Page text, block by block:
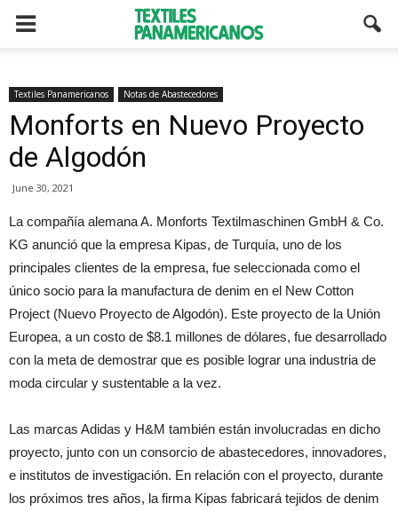
Textiles Panamericanos Notas de Abastecedores
Monforts en Nuevo Proyecto
de Algodón
June 30, 2021
La compañía alemana A. Monforts Textilmaschinen GmbH & Co.
KG anunció que la empresa Kipas, de Turquía, uno de los
principales clientes de la empresa, fue seleccionada como el
único socio para la manufactura de denim en el New Cotton
Project (Nuevo Proyecto de Algodón). Este proyecto de la Unión
Europea, a un costo de $8.1 millones de dólares, fue desarrollado
con la meta de demostrar que es posible lograr una industria de
moda circular y sustentable a la vez.
Las marcas Adidas y H&M también están involucradas en dicho
proyecto, junto con un consorcio de abastecedores, innovadores,
e institutos de investigación. En relación con el proyecto, durante
los próximos tres años, la firma Kipas fabricará tejidos de denim